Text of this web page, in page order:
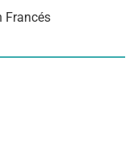
Francés